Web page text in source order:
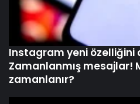
Instagram yeni özelliğini
Zamanlanmış mesajlar!
zamanlanır?